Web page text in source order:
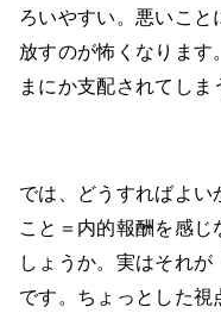
ろいやすい。悪いこ
放すのが怖くなりま
まにか支配されてしま
では、どうすればよい
こと＝内的報酬を感
しょうか。実はそれ
です。ちょっとした視